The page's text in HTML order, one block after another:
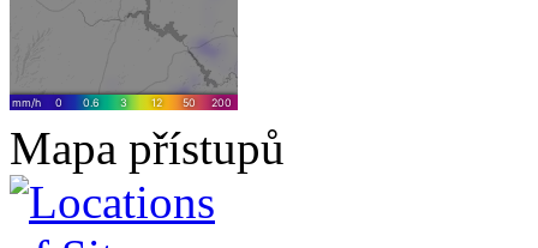
Mapa přístupů